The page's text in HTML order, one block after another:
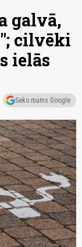
galvā,
cilvēki
ielās
Seko mums Google